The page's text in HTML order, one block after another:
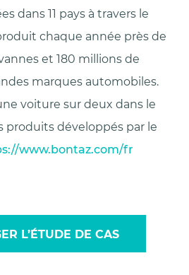
dans 11 pays à travers le
chaque année près de
et 180 millions de
marques automobiles.
voiture sur deux dans le
développés par le
www.bontaz.com/fr
L’ÉTUDE DE CAS